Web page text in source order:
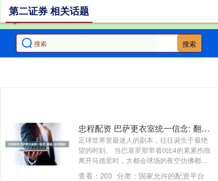
搜索
第二证券 相关话题
忠程配资 巴萨更衣室统一信念: 翻盘, 必须翻盘!
足球世界里最迷人的剧本，往往诞生于最绝
望的时刻。 当巴塞罗那带着0比4的累累伤痕
离开马德里时，大都会球场的夜空仿佛都要
塌....
查看： 203 分类： 国家允许的配资平台